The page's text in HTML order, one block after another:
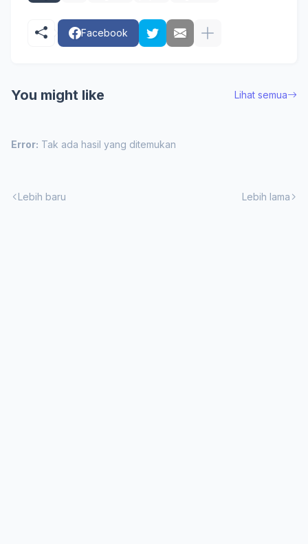
Facebook
You might like Lihat semua
Error: Tak ada hasil yang ditemukan
Lebih baru Lebih lama